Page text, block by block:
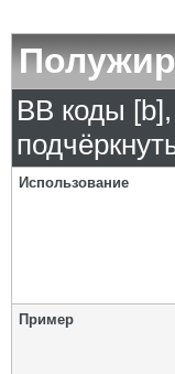
BB коды
Использование
Пример